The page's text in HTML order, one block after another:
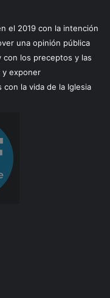
el 2019 con la intención
una opinión pública
con los preceptos y las
y exponer
la vida de la Iglesia